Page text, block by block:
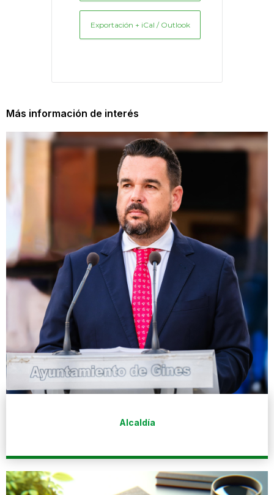
Exportación + iCal / Outlook
Más información de interés
Alcaldía